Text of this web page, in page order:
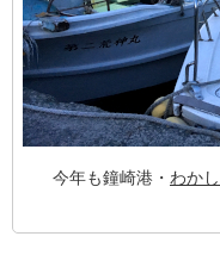
今年も鐘崎港・ わか